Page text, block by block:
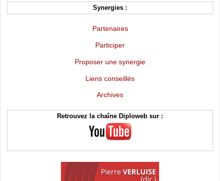
Synergies :
Partenaires
Participer
Proposer une synergie
Liens conseillés
Archives
Retrouvez la chaîne Diploweb sur :